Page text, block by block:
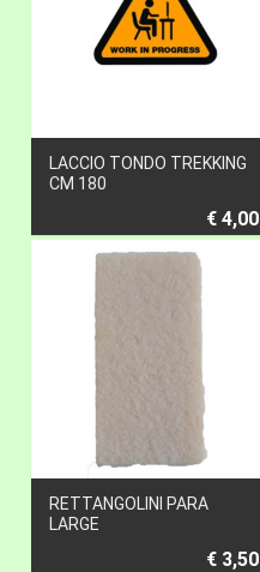
LACCIO TONDO TREKKING
CM 180
€ 4,00
RETTANGOLINI PARA
LARGE
€ 3,50